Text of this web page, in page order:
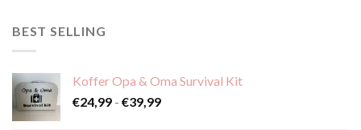
BEST SELLING
Koffer Opa & Oma Survival Kit
€24,99 - €39,99Prijsklasse: